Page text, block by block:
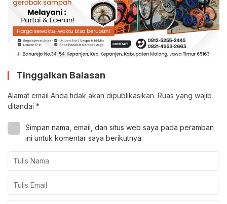
Tinggalkan Balasan
Alamat email Anda tidak akan dipublikasikan. Ruas yang wajib
ditandai *
Simpan nama, email, dan situs web saya pada peramban
ini untuk komentar saya berikutnya.